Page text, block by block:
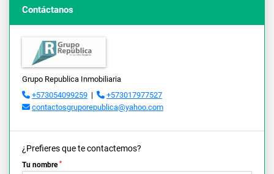
Contáctanos
Grupo Republica Inmobiliaria
+573054099259 |
+573017977527
contactosgruporepublica@yahoo.com
¿Prefieres que te contactemos?
Tu nombre *